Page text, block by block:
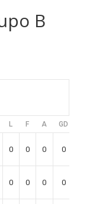
B
L F A GD
0 0 0 0
0 0 0 0